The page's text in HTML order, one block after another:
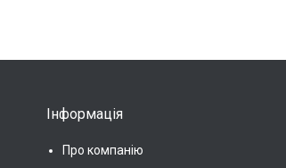
Інформація
Про компанію